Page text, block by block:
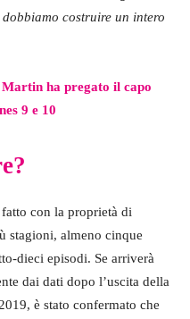
costruire un intero
ha pregato il capo
9 e 10
con la proprietà di
stagioni, almeno cinque
dieci episodi. Se arriverà
dai dati dopo l’uscita della
è stato confermato che